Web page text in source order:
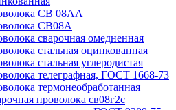
СВ 08АА
СВ08А
сварочная омедненная
стальная оцинкованная
стальная углеродистая
телеграфная, ГОСТ 1668-73
термонеобработанная
проволока св08г2с